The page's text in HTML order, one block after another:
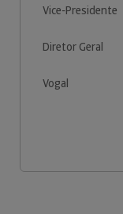
Vice-Presidente
Diretor Geral
Vogal